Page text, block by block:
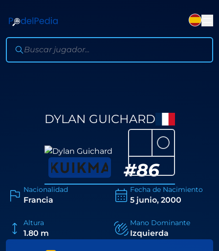
DYLAN GUICHARD
#86
⚪
Nacionalidad
Francia
Fecha de Nacimiento
5 junio, 2000
Altura
1.80 m
Mano Dominante
Izquierda